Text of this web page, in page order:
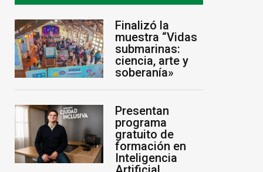
Finalizó la
muestra “Vidas
submarinas:
ciencia, arte y
soberanía»
Presentan
programa
gratuito de
formación en
Inteligencia